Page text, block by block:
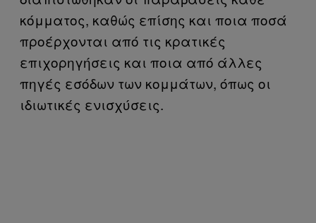
κόμματος, καθώς επίσης και ποια ποσά
προέρχονται από τις κρατικές
επιχορηγήσεις και ποια από άλλες
πηγές εσόδων των κομμάτων, όπως οι
ιδιωτικές ενισχύσεις.